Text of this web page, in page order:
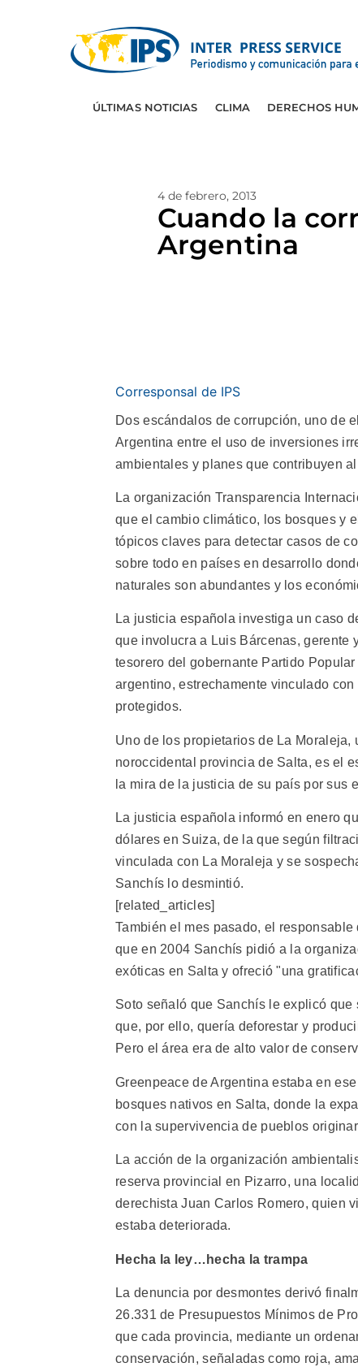
ÚLTIMAS NOTICIAS CLIMA DERECHOS
4 de febrero, 2013
Cuando la
Argentina
Corresponsal de IPS
Dos escándalos de corrupción, uno de
Argentina entre el uso de inversiones
ambientales y planes que contribuyen
La organización Transparencia
que el cambio climático, los bosques y
tópicos claves para detectar casos de
sobre todo en países en desarrollo
naturales son abundantes y los
La justicia española investiga un caso
que involucra a Luis Bárcenas, gerente
tesorero del gobernante Partido
argentino, estrechamente vinculado
protegidos.
Uno de los propietarios de La
noroccidental provincia de Salta, es el
la mira de la justicia de su país por sus
La justicia española informó en enero
dólares en Suiza, de la que según
vinculada con La Moraleja y se
Sanchís lo desmintió.
[related_articles]
También el mes pasado, el
que en 2004 Sanchís pidió a la
exóticas en Salta y ofreció "una
Soto señaló que Sanchís le explicó
que, por ello, quería deforestar y
Pero el área era de alto valor de
Greenpeace de Argentina estaba en
bosques nativos en Salta, donde la
con la supervivencia de pueblos
La acción de la organización
reserva provincial en Pizarro, una
derechista Juan Carlos Romero, quien
estaba deteriorada.
Hecha la ley…hecha la trampa
La denuncia por desmontes derivó
26.331 de Presupuestos Mínimos de
que cada provincia, mediante un
conservación, señaladas como roja,